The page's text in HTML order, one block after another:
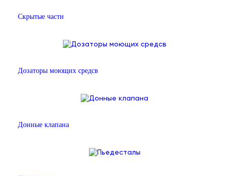
Скрытые части
Дозаторы моющих средсв
Донные клапана